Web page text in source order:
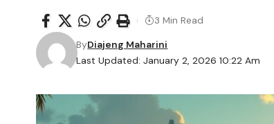
Last Updated: January 2, 2026 10:22 Am
ByDiajeng Maharini
3 Min Read